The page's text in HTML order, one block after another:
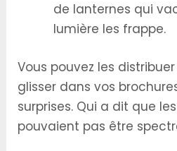
de lanternes qui
lumière les frappe.
Vous pouvez les
glisser dans vos
surprises. Qui a dit que
pouvaient pas être